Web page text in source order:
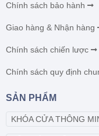
Chính sách bảo hành
Giao hàng & Nhận hàng
Chính sách chiến lược
Chính sách quy định
SẢN PHẨM
KHÓA CỬA THÔNG